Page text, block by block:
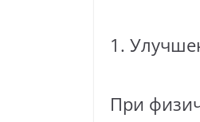
1.
При